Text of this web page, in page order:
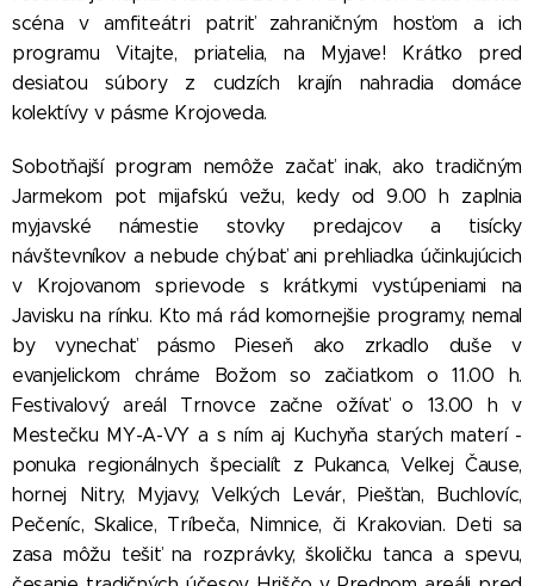
scéna v amfiteátri patriť zahraničným hosťom a ich
programu Vitajte, priatelia, na Myjave! Krátko pred
desiatou súbory z cudzích krajín nahradia domáce
kolektívy v pásme Krojoveda.
Sobotňajší program nemôže začať inak, ako tradičným
Jarmekom pot mijafskú vežu, kedy od 9.00 h zaplnia
myjavské námestie stovky predajcov a tisícky
návštevníkov a nebude chýbať ani prehliadka účinkujúcich
v Krojovanom sprievode s krátkymi vystúpeniami na
Javisku na rínku. Kto má rád komornejšie programy, nemal
by vynechať pásmo Pieseň ako zrkadlo duše v
evanjelickom chráme Božom so začiatkom o 11.00 h.
Festivalový areál Trnovce začne ožívať o 13.00 h v
Mestečku MY-A-VY a s ním aj Kuchyňa starých materí -
ponuka regionálnych špecialít z Pukanca, Veľkej Čause,
hornej Nitry, Myjavy, Veľkých Levár, Piešťan, Buchlovíc,
Pečeníc, Skalice, Tríbeča, Nimnice, či Krakovian. Deti sa
zasa môžu tešiť na rozprávky, školičku tanca a spevu,